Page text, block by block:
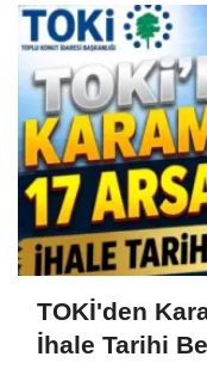
TOKİ'den
İhale Tarihi